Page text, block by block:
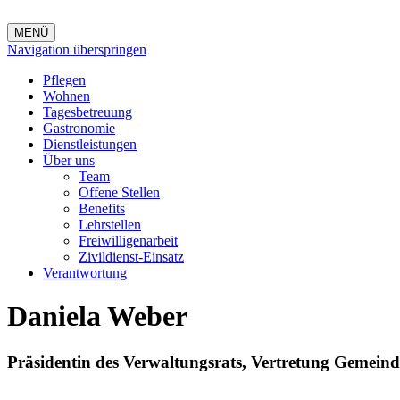
MENÜ
Navigation überspringen
Pflegen
Wohnen
Tagesbetreuung
Gastronomie
Dienstleistungen
Über uns
Team
Offene Stellen
Benefits
Lehrstellen
Freiwilligenarbeit
Zivildienst-Einsatz
Verantwortung
Daniela Weber
Präsidentin des Verwaltungsrats, Vertretung